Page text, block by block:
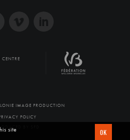
IMAGE PRODUCTION
POLICY
BY SFD
site
OK